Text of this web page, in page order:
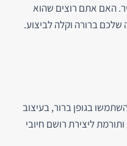
האם אתם רוצים שהוא
שלכם ברורה וקלה לביצוע.
בגופן ברור, בעיצוב
ליצירת רושם חיובי